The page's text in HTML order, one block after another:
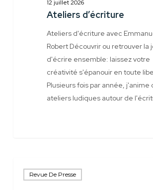
12 juillet 2026
Ateliers d’écriture
Ateliers d'écriture avec
Robert Découvrir ou retrouver la
d'écrire ensemble: laissez votre
créativité s'épanouir en toute
Plusieurs fois par année, j'anime
ateliers ludiques autour de
Revue De Presse
polars